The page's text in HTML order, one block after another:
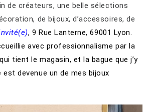
de créateurs, une belle sélections
de bijoux, d’accessoires, de
, 9 Rue Lanterne, 69001 Lyon.
avec professionnalisme par la
tient le magasin, et la bague que j’y
est devenue un de mes bijoux